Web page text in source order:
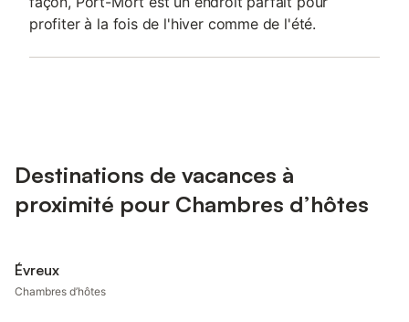
profiter à la fois de l'hiver comme de l'été.
Destinations de vacances à
proximité pour Chambres d’hôtes
Évreux
Chambres d’hôtes